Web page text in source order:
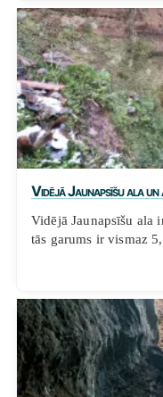
Vidējā Jaunapsīšu ala
Vidējā Jaunapsīšu ala
tās garums ir vismaz